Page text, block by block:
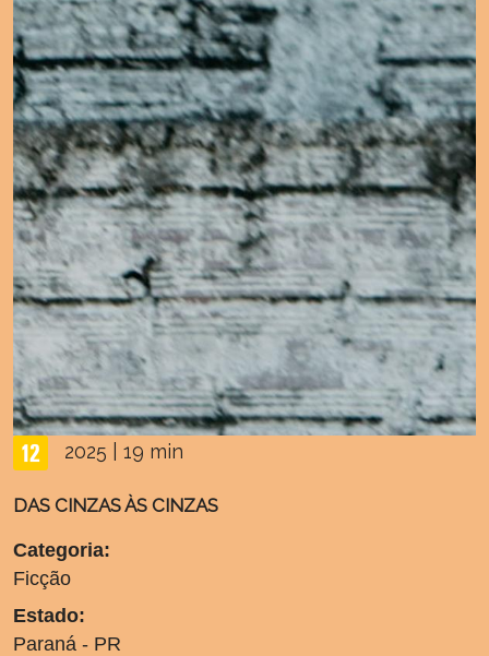
2025 | 19 min
DAS CINZAS ÀS CINZAS
Categoria:
Ficção
Estado:
Paraná - PR